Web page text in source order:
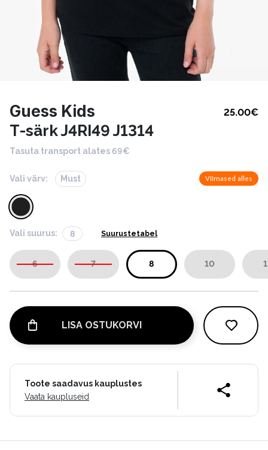
Guess Kids 25.00€
T-särk J4RI49 J1314
Tasuta transport alates 69€
Vali värv: Must Viimased alles
Vali suurus: 8 Suurustetabel
6 7 8 10
LISA OSTUKORVI
Toote saadavus kauplustes
Vaata kaupluseid